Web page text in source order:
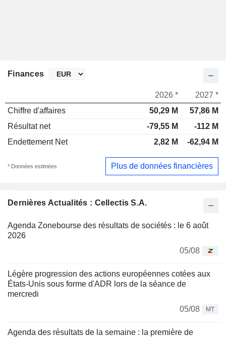
Dernières Actualités : Cellectis S.A.
Agenda Zonebourse des résultats de sociétés : le 6 août
2026
05/08
Légère progression des actions européennes cotées aux
États-Unis sous forme d'ADR lors de la séance de
mercredi
05/08
MT
Agenda des résultats de la semaine : la première de
Finances
2026 *
2027 *
Chiffre d'affaires
50,29 M
57,86 M
Résultat net
-79,55 M
-112 M
Endettement Net
2,82 M -62,94 M
* Données estimées Plus de données financières